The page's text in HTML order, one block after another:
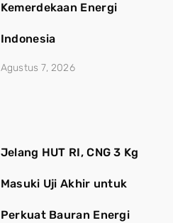
Kemerdekaan Energi
Indonesia
Agustus 7, 2026
Jelang HUT RI, CNG 3 Kg
Masuki Uji Akhir untuk
Perkuat Bauran Energi